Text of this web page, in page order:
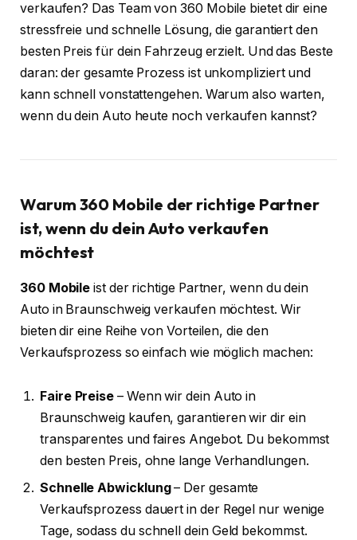
verkaufen? Das Team von 360 Mobile bietet dir eine
stressfreie und schnelle Lösung, die garantiert den
besten Preis für dein Fahrzeug erzielt. Und das Beste
daran: der gesamte Prozess ist unkompliziert und
kann schnell vonstattengehen. Warum also warten,
wenn du dein Auto heute noch verkaufen kannst?
Warum 360 Mobile der richtige Partner
ist, wenn du dein Auto verkaufen
möchtest
360 Mobile ist der richtige Partner, wenn du dein
Auto in Braunschweig verkaufen möchtest. Wir
bieten dir eine Reihe von Vorteilen, die den
Verkaufsprozess so einfach wie möglich machen:
Faire Preise – Wenn wir dein Auto in
Braunschweig kaufen, garantieren wir dir ein
transparentes und faires Angebot. Du bekommst
den besten Preis, ohne lange Verhandlungen.
Schnelle Abwicklung– Der gesamte
Verkaufsprozess dauert in der Regel nur wenige
Tage, sodass du schnell dein Geld bekommst.